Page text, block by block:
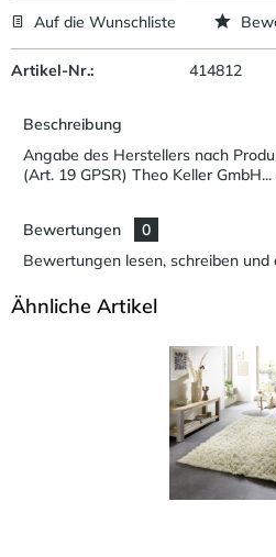
Auf die Wunschliste
Artikel-Nr.: 414812
Beschreibung
Angabe des Herstellers nach
(Art. 19 GPSR) Theo Keller GmbH...
Bewertungen
0
Bewertungen lesen, schreiben und
Ähnliche Artikel